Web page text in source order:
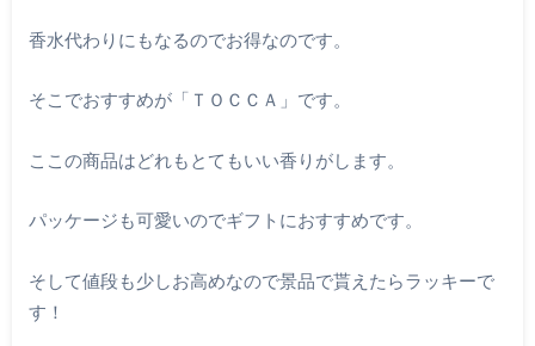
香水代わりにもなるのでお得なのです。
そこでおすすめが「ＴＯＣＣＡ」です。
ここの商品はどれもとてもいい香りがします。
パッケージも可愛いのでギフトにおすすめです。
そして値段も少しお高めなので景品で貰えたらラッキーで
す！